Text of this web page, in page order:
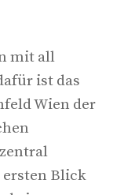
mit all
ist das
Wien der
ersten Blick